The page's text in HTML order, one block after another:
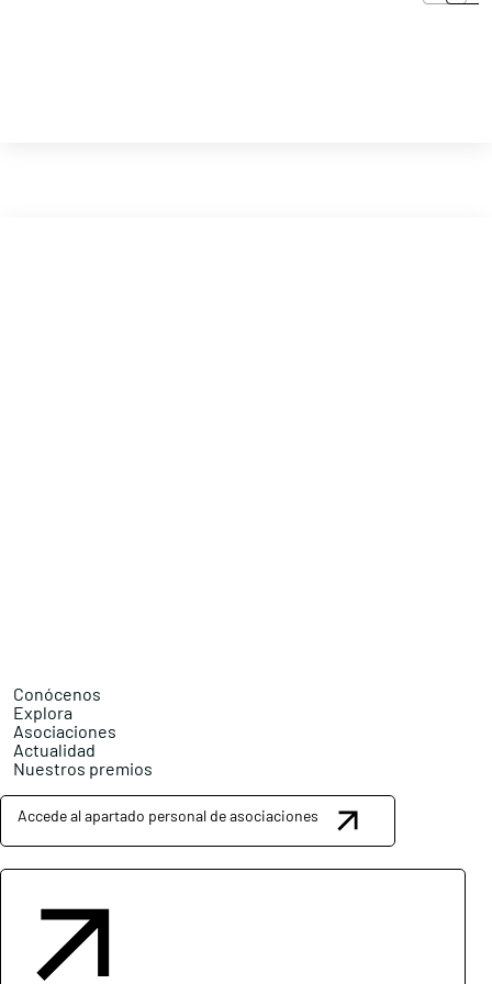
Conócenos
Explora
Asociaciones
Actualidad
Nuestros premios
Accede al apartado personal de asociaciones